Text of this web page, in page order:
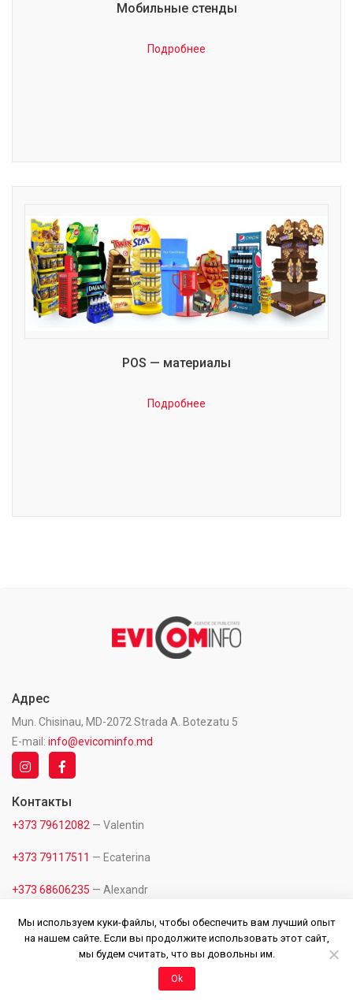
Мобильные стенды
Подробнее
POS — материалы
Подробнее
Адрес
Mun. Chisinau, MD-2072 Strada A. Botezatu 5
E-mail: info@evicominfo.md
Контакты
+373 79612082 — Valentin
+373 79117511 — Ecaterina
+373 68606235 — Alexandr
+373 60118882— Office
© 2020 - 2026 Все права защищеныПолитика Конфиденциальности
Мы используем куки-файлы, чтобы обеспечить вам лучший опыт
на нашем сайте. Если вы продолжите использовать этот сайт,
мы будем считать, что вы довольны им.
Ok